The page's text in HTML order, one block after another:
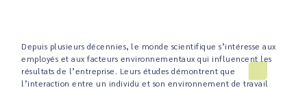
Depuis plusieurs décennies, le monde scientifique s’intéresse aux
employés et aux facteurs environnementaux qui influencent les
résultats de l’entreprise. Leurs études démontrent que
l’interaction entre un individu et son environnement de travail